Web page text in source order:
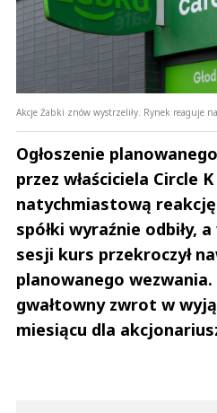
Akcje Żabki znów wystrzeliły. Rynek reaguje
Ogłoszenie
przez właściciela Circle K
natychmiastową
spółki wyraźnie odbiły,
sesji kurs przekroczył
planowanego
gwałtowny zwrot w
miesiącu dla